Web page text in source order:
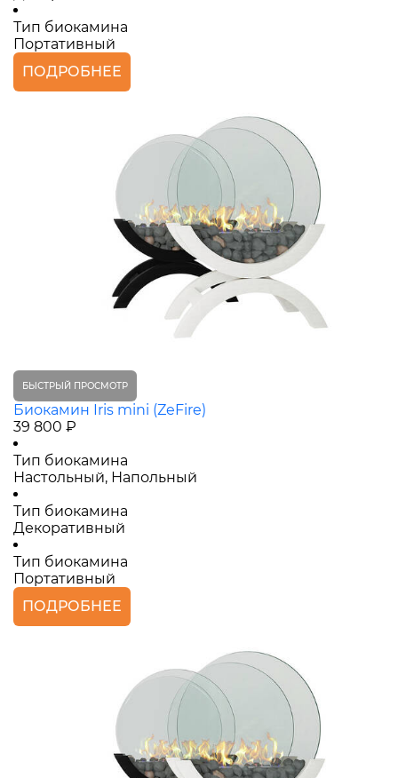
Тип биокамина
Портативный
ПОДРОБНЕЕ
БЫСТРЫЙ ПРОСМОТР
Биокамин Iris mini (ZeFire)
39 800 ₽
Тип биокамина
Настольный, Напольный
Тип биокамина
Декоративный
Тип биокамина
Портативный
ПОДРОБНЕЕ